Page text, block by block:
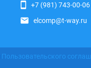
+7 (981) 743-00-06
elcomp@t-way.ru
Пользовательского